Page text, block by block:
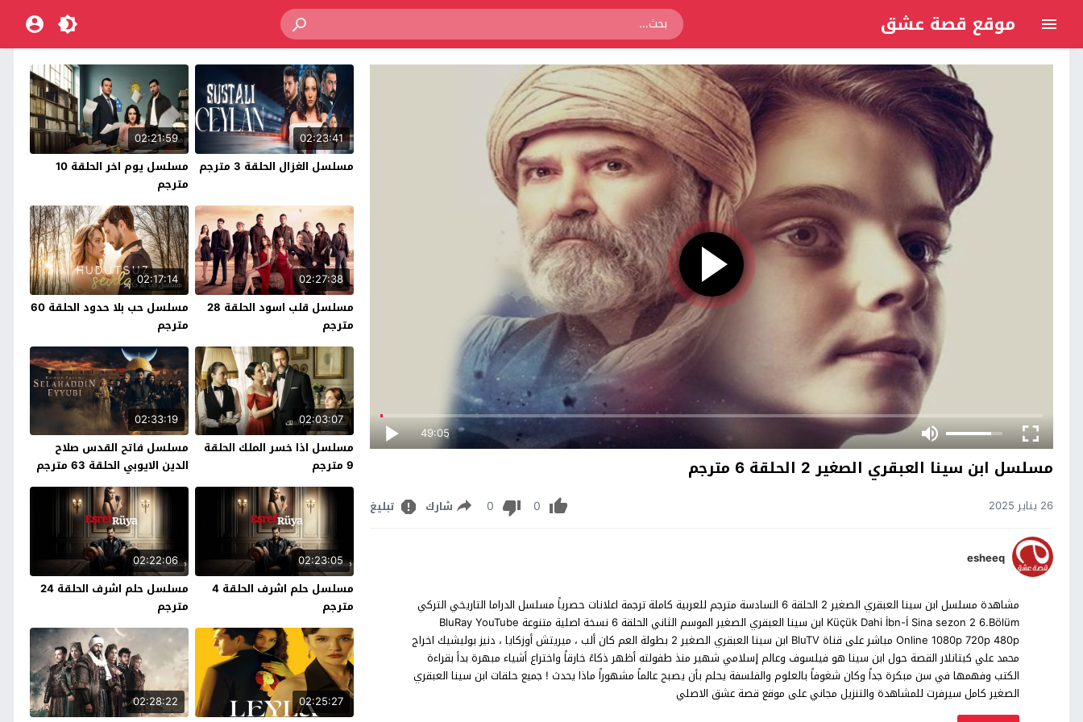
موقع قصة عشق
49:05
مسلسل ابن سينا العبقري الصغير 2 الحلقة 6 مترجم
26 يناير 2025 0
0 شارك تبليغ
esheeq
مشاهدة مسلسل ابن سينا العبقري الصغير 2 الحلقة 6 السادسة مترجم للعربية كاملة ترجمة اعلانات حصرياً مسلسل الدراما التاريخي التركي
Küçük Dahi İbn-İ Sina sezon 2 6.Bölüm ابن سينا العبقري الصغير الموسم الثاني الحلقة 6 نسخة اصلية متنوعة BluRay YouTube
Online 1080p 720p 480p مباشر على قناة BluTV ابن سينا العبقري الصغير 2 بطولة العم كان ألب ، ميريتش أوزكايا ، دنيز بوليشيك اخراج
محمد علي كبتانلار القصة حول ابن سينا هو فيلسوف وعالم إسلامي شهير منذ طفولته أظهر ذكاءً خارقاً واختراع أشياء مبهرة بدأ بقراءة
الكتب وفهمها في سن مبكرة جداً وكان شغوفاً بالعلوم والفلسفة يحلم بأن يصبح عالماً مشهوراً ماذا يحدث ! جميع حلقات ابن سينا العبقري
الصغير كامل سيرفرت للمشاهدة والتنزيل مجاني على موقع قصة عشق الاصلي
02:23:41
مسلسل الغزال الحلقة 3 مترجم
02:21:59
مسلسل يوم اخر الحلقة 10
مترجم
02:27:38
مسلسل قلب اسود الحلقة 28
مترجم
02:17:14
مسلسل حب بلا حدود الحلقة 60
مترجم
02:03:07
مسلسل اذا خسر الملك الحلقة
9 مترجم
02:33:19
مسلسل فاتح القدس صلاح
الدين الايوبي الحلقة 63 مترجم
02:23:05
مسلسل حلم اشرف الحلقة 4
مترجم
02:22:06
مسلسل حلم اشرف الحلقة 24
مترجم
02:25:27
02:28:22